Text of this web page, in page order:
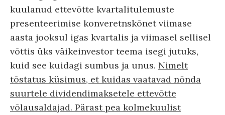
kuulanud ettevõtte kvartalitulemuste
presenteerimise konveretnskõnet viimase
aasta jooksul igas kvartalis ja viimasel sellisel
võttis üks väikeinvestor teema isegi jutuks,
kuid see kuidagi sumbus ja unus. Nimelt
tõstatus küsimus, et kuidas vaatavad nõnda
suurtele dividendimaksetele ettevõtte
võlausaldajad. Pärast pea kolmekuulist